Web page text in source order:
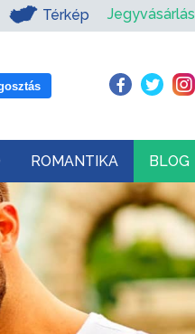
Térkép Jegyvásárlás
ROMANTIKA BLOG